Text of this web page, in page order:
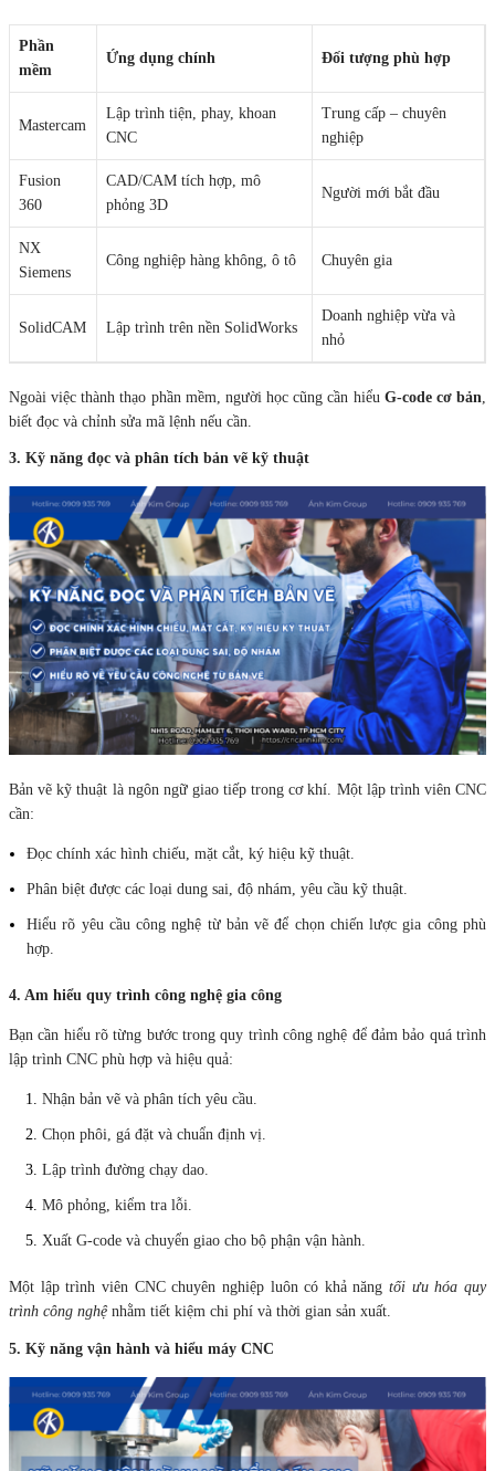
Phần
mềm
Ứng dụng chính Đối tượng phù hợp
Mastercam
Lập trình tiện, phay, khoan
CNC
Trung cấp – chuyên
nghiệp
Fusion
360
CAD/CAM tích hợp, mô
phỏng 3D
Người mới bắt đầu
NX
Siemens
Công nghiệp hàng không, ô tô Chuyên gia
SolidCAM Lập trình trên nền SolidWorks
Doanh nghiệp vừa và
nhỏ
Ngoài việc thành thạo phần mềm, người học cũng cần hiểu G-code cơ bản
biết đọc và chỉnh sửa mã lệnh nếu cần.
3. Kỹ năng đọc và phân tích bản vẽ kỹ thuật
Bản vẽ kỹ thuật là ngôn ngữ giao tiếp trong cơ khí. Một lập trình viên CNC
cần:
Đọc chính xác hình chiếu, mặt cắt, ký hiệu kỹ thuật.
Phân biệt được các loại dung sai, độ nhám, yêu cầu kỹ thuật.
Hiểu rõ yêu cầu công nghệ từ bản vẽ để chọn chiến lược gia công phù
hợp.
4. Am hiểu quy trình công nghệ gia công
Bạn cần hiểu rõ từng bước trong quy trình công nghệ để đảm bảo quá trình
lập trình CNC phù hợp và hiệu quả:
Nhận bản vẽ và phân tích yêu cầu.
Chọn phôi, gá đặt và chuẩn định vị.
Lập trình đường chạy dao.
Mô phỏng, kiểm tra lỗi.
Xuất G-code và chuyển giao cho bộ phận vận hành.
Một lập trình viên CNC chuyên nghiệp luôn có khả năngtối ưu hóa quy
trình công nghệnhằm tiết kiệm chi phí và thời gian sản xuất.
5. Kỹ năng vận hành và hiểu máy CNC